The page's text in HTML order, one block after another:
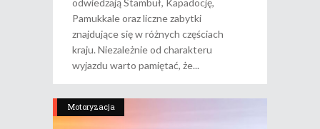
odwiedzają Stambuł, Kapadocję,
Pamukkale oraz liczne zabytki
znajdujące się w różnych częściach
kraju. Niezależnie od charakteru
wyjazdu warto pamiętać, że
Motoryzacja